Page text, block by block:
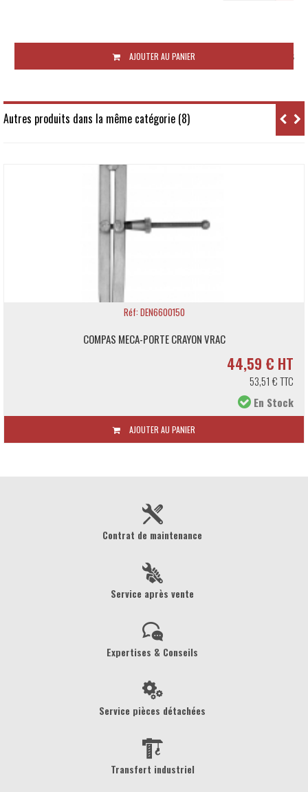
48 à 72 heures
AJOUTER AU PANIER
Autres produits dans la même catégorie (8)
Réf: DEN6600150
COMPAS MECA-PORTE CRAYON VRAC
44,59 € HT
53,51 € TTC
En Stock
AJOUTER AU PANIER
Contrat de maintenance
Service après vente
Expertises & Conseils
Service pièces détachées
Transfert industriel